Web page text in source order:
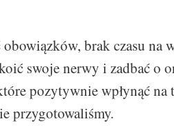
brak czasu na
swoje nerwy i zadbać o
pozytywnie wpłynąć na
przygotowaliśmy.